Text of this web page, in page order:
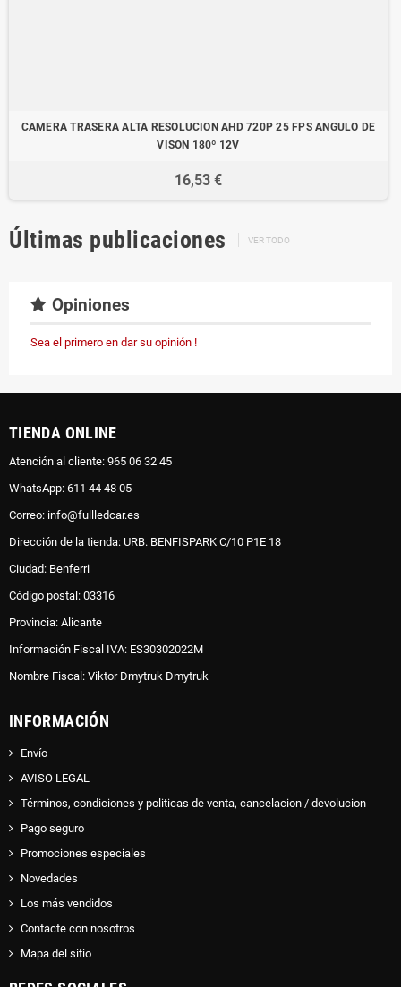
CAMERA TRASERA ALTA RESOLUCION AHD 720P 25 FPS ANGULO DE
VISON 180º 12V
16,53 €
Últimas publicaciones VER TODO
Opiniones
Sea el primero en dar su opinión !
TIENDA ONLINE
Atención al cliente: 965 06 32 45
WhatsApp: 611 44 48 05
Correo: info@fullledcar.es
Dirección de la tienda: URB. BENFISPARK C/10 P1E 18
Ciudad: Benferri
Código postal: 03316
Provincia: Alicante
Información Fiscal IVA: ES30302022M
Nombre Fiscal: Viktor Dmytruk Dmytruk
INFORMACIÓN
Envío
AVISO LEGAL
Términos, condiciones y politicas de venta, cancelacion / devolucion
Pago seguro
Promociones especiales
Novedades
Los más vendidos
Contacte con nosotros
Mapa del sitio